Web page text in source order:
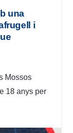
una
i
Mossos
18 anys per